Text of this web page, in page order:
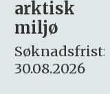
Søknadsfrist:
16. august.